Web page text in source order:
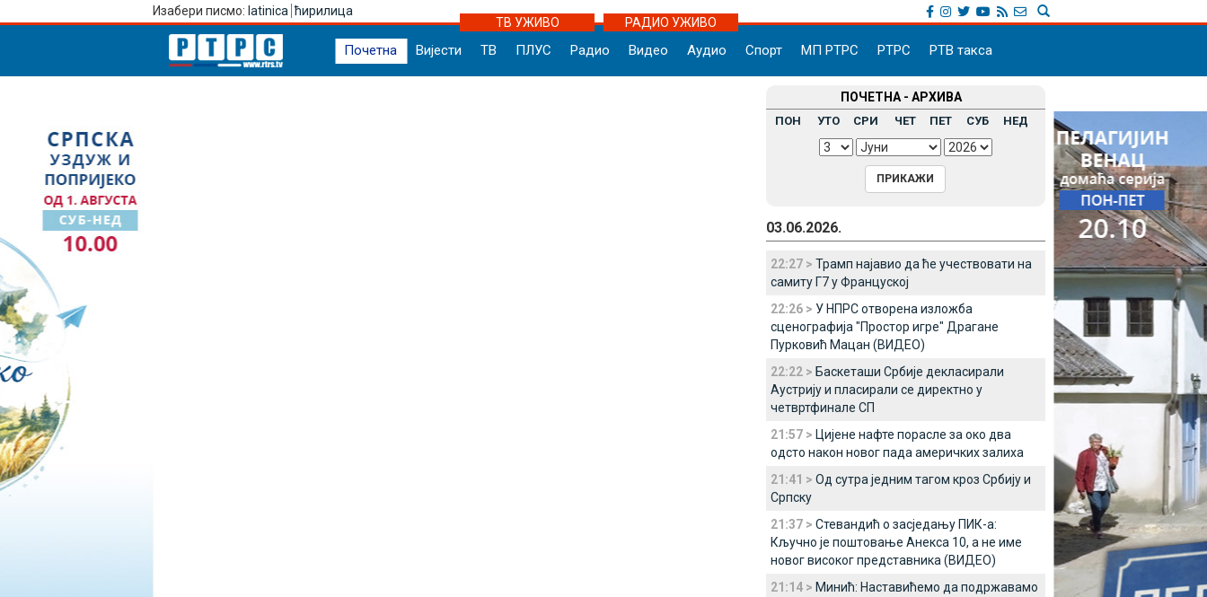
Изабери писмо: latinica ћирилица
ТВ УЖИВО
РАДИО УЖИВО
Почетна Вијести ТВ ПЛУС Радио Видео Аудио Спорт МП РТРС РТРС РТВ такса
ПОЧЕТНА - АРХИВА
ПОН УТО СРИ ЧЕТ ПЕТ СУБ НЕД
03.06.2026.
22:27 > Трамп најавио да ће учествовати на
самиту Г7 у Француској
22:26 > У НПРС отворена изложба
сценографија "Простор игре" Драгане
Пурковић Мацан (ВИДЕО)
22:22 > Баскеташи Србије декласирали
Аустрију и пласирали се директно у
четвртфинале СП
21:57 > Цијене нафте порасле за око два
одсто након новог пада америчких залиха
21:41 > Од сутра једним тагом кроз Србију и
Српску
21:37 > Стевандић о засједању ПИК-а:
Кључно је поштовање Анекса 10, а не име
новог високог представника (ВИДЕО)
21:14 > Минић: Наставићемо да подржавамо